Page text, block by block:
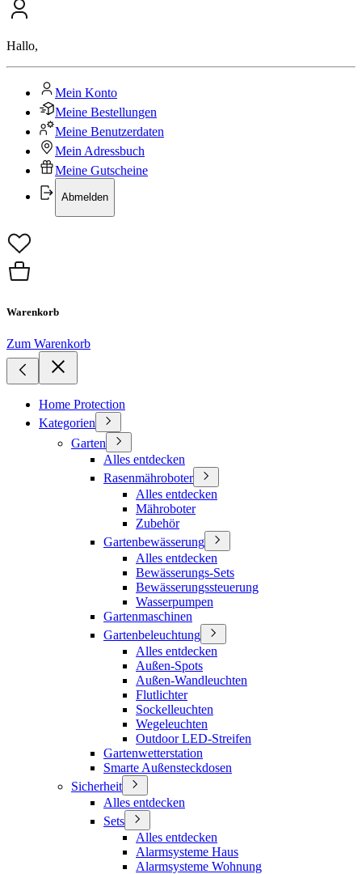
Hallo,
Mein Konto
Meine Bestellungen
Meine Benutzerdaten
Mein Adressbuch
Meine Gutscheine
Abmelden
Warenkorb
Zum Warenkorb
Home Protection
Kategorien
Garten
Alles entdecken
Rasenmähroboter
Alles entdecken
Mähroboter
Zubehör
Gartenbewässerung
Alles entdecken
Bewässerungs-Sets
Bewässerungssteuerung
Wasserpumpen
Gartenmaschinen
Gartenbeleuchtung
Alles entdecken
Außen-Spots
Außen-Wandleuchten
Flutlichter
Sockelleuchten
Wegeleuchten
Outdoor LED-Streifen
Gartenwetterstation
Smarte Außensteckdosen
Sicherheit
Alles entdecken
Sets
Alles entdecken
Alarmsysteme Haus
Alarmsysteme Wohnung